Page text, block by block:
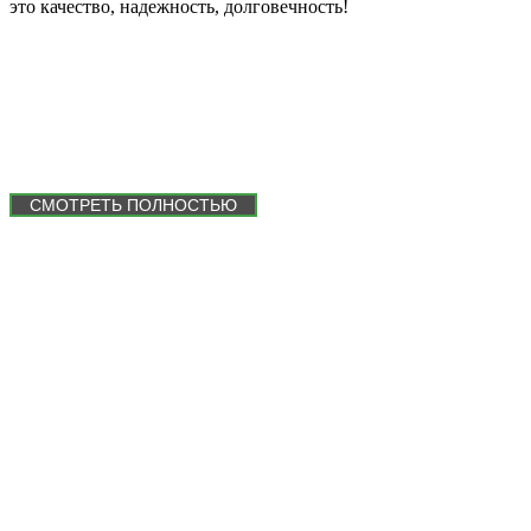
это качество, надежность, долговечность!
СМОТРЕТЬ ПОЛНОСТЬЮ